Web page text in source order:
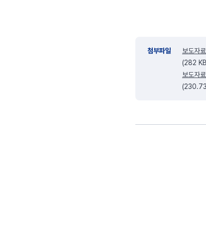
첨부파일
보도자
(282
보도자